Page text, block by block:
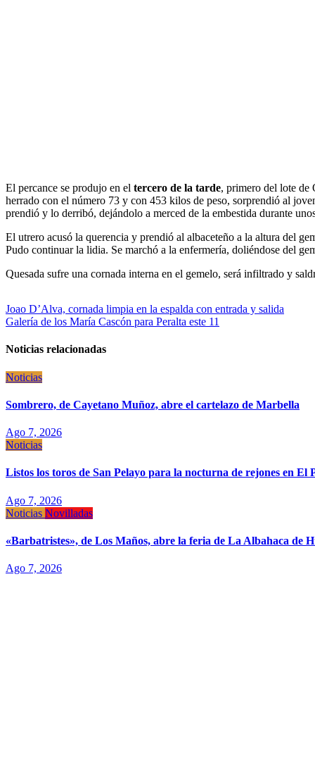
El percance se produjo en el tercero de la tarde, primero del lote
herrado con el número 73 y con 453 kilos de peso, sorprendió al
prendió y lo derribó, dejándolo a merced de la embestida durante
El utrero acusó la querencia y prendió al albaceteño a la altura del
Pudo continuar la lidia. Se marchó a la enfermería, doliéndose del
Quesada sufre una cornada interna en el gemelo, será infiltrado y
Navegación
de
entradas
Joao D’Alva, cornada limpia en la espalda con entrada y salida
Galería de los María Cascón para Peralta este 11
Noticias relacionadas
Noticias
Sombrero, de Cayetano Muñoz, abre el cartelazo de Marbella
Ago 7, 2026
Noticias
Listos los toros de San Pelayo para la nocturna de rejones en El
Ago 7, 2026
Noticias Novilladas
«Barbatristes», de Los Maños, abre la feria de La Albahaca de
Ago 7, 2026